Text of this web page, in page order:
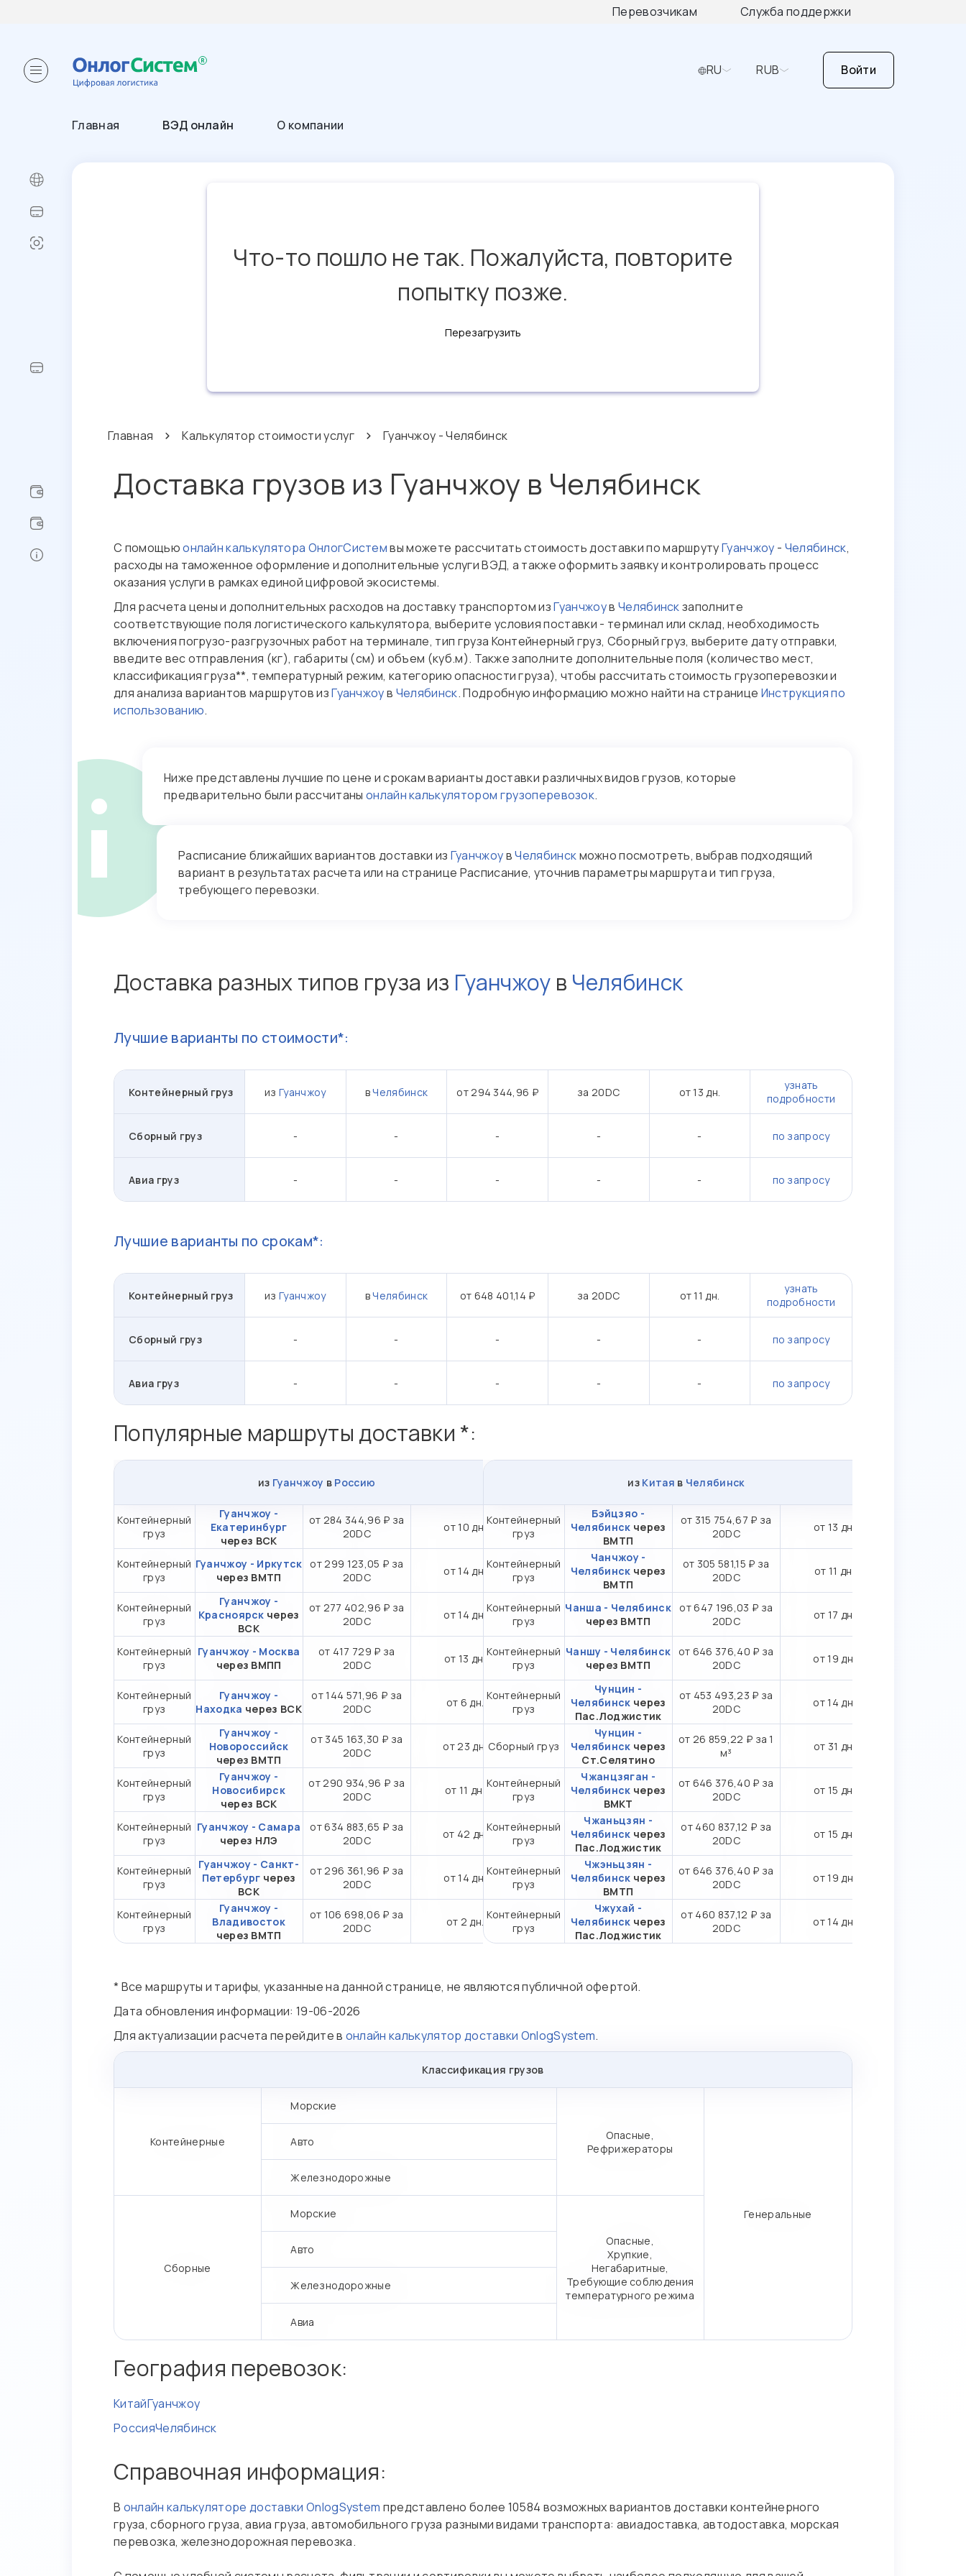
Перевозчикам Служба поддержки
RU RUB Войти
Главная ВЭД онлайн О компании
Что-то пошло не так. Пожалуйста, повторите
попытку позже.
Перезагрузить
Главная Калькулятор стоимости услуг Гуанчжоу - Челябинск
Доставка грузов из Гуанчжоу в Челябинск
С помощьюонлайн калькулятора ОнлогСистемвы можете рассчитать стоимость доставки по маршрутуГуанчжоу - Челябинск,
расходы на таможенное оформление и дополнительные услуги ВЭД, а также оформить заявку и контролировать процесс
оказания услуги в рамках единой цифровой экосистемы.
Для расчета цены и дополнительных расходов на доставку транспортом изГуанчжоув Челябинскзаполните
соответствующие поля логистического калькулятора, выберите условия поставки - терминал или склад, необходимость
включения погрузо-разгрузочных работ на терминале, тип груза Контейнерный груз, Сборный груз, выберите дату отправки,
введите вес отправления (кг), габариты (см) и объем (куб.м). Также заполните дополнительные поля (количество мест,
классификация груза**, температурный режим, категорию опасности груза), чтобы рассчитать стоимость грузоперевозки и
для анализа вариантов маршрутов изГуанчжоув Челябинск. Подробную информацию можно найти на странице Инструкция по
использованию.
Ниже представлены лучшие по цене и срокам варианты доставки различных видов грузов, которые
предварительно были рассчитаны онлайн калькулятором грузоперевозок.
Расписание ближайших вариантов доставки из ГуанчжоувЧелябинскможно посмотреть, выбрав подходящий
вариант в результатах расчета или на странице Расписание, уточнив параметры маршрута и тип груза,
требующего перевозки.
Доставка разных типов груза из Гуанчжоу в Челябинск
Лучшие варианты по стоимости*:
Контейнерный груз изГуанчжоу вЧелябинск от 294 344,96 ₽ за 20DC от 13 дн.
узнать
подробности
Сборный груз - - - - - по запросу
Авиа груз - - - - - по запросу
Лучшие варианты по срокам*:
Контейнерный груз изГуанчжоу вЧелябинск от 648 401,14 ₽ за 20DC от 11 дн.
узнать
подробности
Сборный груз - - - - - по запросу
Авиа груз - - - - - по запросу
Популярные маршруты доставки *:
из Гуанчжоу в Россию
Контейнерный
груз
Гуанчжоу -
Екатеринбург
через ВСК
от 284 344,96 ₽ за
20DC
от 10 дн.
Контейнерный
груз
Гуанчжоу - Иркутск
через ВМТП
от 299 123,05 ₽ за
20DC
от 14 дн.
Контейнерный
груз
Гуанчжоу -
Красноярск через
ВСК
от 277 402,96 ₽ за
20DC
от 14 дн.
Контейнерный
груз
Гуанчжоу - Москва
через ВМПП
от 417 729 ₽ за
20DC
от 13 дн.
Контейнерный
груз
Гуанчжоу -
Находка через ВСК
от 144 571,96 ₽ за
20DC
от 6 дн.
Контейнерный
груз
Гуанчжоу -
Новороссийск
через ВМТП
от 345 163,30 ₽ за
20DC
от 23 дн.
Контейнерный
груз
Гуанчжоу -
Новосибирск
через ВСК
от 290 934,96 ₽ за
20DC
от 11 дн.
Контейнерный
груз
Гуанчжоу - Самара
через НЛЭ
от 634 883,65 ₽ за
20DC
от 42 дн.
Контейнерный
груз
Гуанчжоу - Санкт-
Петербург через
ВСК
от 296 361,96 ₽ за
20DC
от 14 дн.
Контейнерный
груз
Гуанчжоу -
Владивосток
через ВМТП
от 106 698,06 ₽ за
20DC
от 2 дн.
из Китая в Челябинск
Контейнерный
груз
Бэйцзяо -
Челябинск через
ВМТП
от 315 754,67 ₽ за
20DC
от 13 дн.
Контейнерный
груз
Чанчжоу -
Челябинск через
ВМТП
от 305 581,15 ₽ за
20DC
от 11 дн.
Контейнерный
груз
Чанша - Челябинск
через ВМТП
от 647 196,03 ₽ за
20DC
от 17 дн.
Контейнерный
груз
Чаншу - Челябинск
через ВМТП
от 646 376,40 ₽ за
20DC
от 19 дн.
Контейнерный
груз
Чунцин -
Челябинск через
Пас.Лоджистик
от 453 493,23 ₽ за
20DC
от 14 дн.
Сборный груз
Чунцин -
Челябинск через
Ст.Селятино
от 26 859,22 ₽ за 1
м³
от 31 дн.
Контейнерный
груз
Чжанцзяган -
Челябинск через
ВМКТ
от 646 376,40 ₽ за
20DC
от 15 дн.
Контейнерный
груз
Чжаньцзян -
Челябинск через
Пас.Лоджистик
от 460 837,12 ₽ за
20DC
от 15 дн.
Контейнерный
груз
Чжэньцзян -
Челябинск через
ВМТП
от 646 376,40 ₽ за
20DC
от 19 дн.
Контейнерный
груз
Чжухай -
Челябинск через
Пас.Лоджистик
от 460 837,12 ₽ за
20DC
от 14 дн.
* Все маршруты и тарифы, указанные на данной странице, не являются публичной офертой.
Дата обновления информации: 19-06-2026
Для актуализации расчета перейдите в онлайн калькулятор доставки OnlogSystem.
Классификация грузов
Контейнерные
Морские
Авто
Железнодорожные
Опасные,
Рефрижераторы
Сборные
Морские
Авто
Железнодорожные
Авиа
Опасные,
Хрупкие,
Негабаритные,
Требующие соблюдения
температурного режима
Генеральные
География перевозок:
КитайГуанчжоу
РоссияЧелябинск
Справочная информация:
В онлайн калькуляторе доставки OnlogSystem представлено более 10584 возможных вариантов доставки контейнерного
груза, сборного груза, авиа груза, автомобильного груза разными видами транспорта: авиадоставка, автодоставка, морская
перевозка, железнодорожная перевозка.